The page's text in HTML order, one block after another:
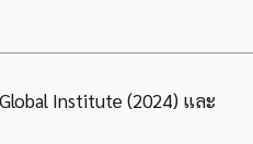
Institute (2024) และ